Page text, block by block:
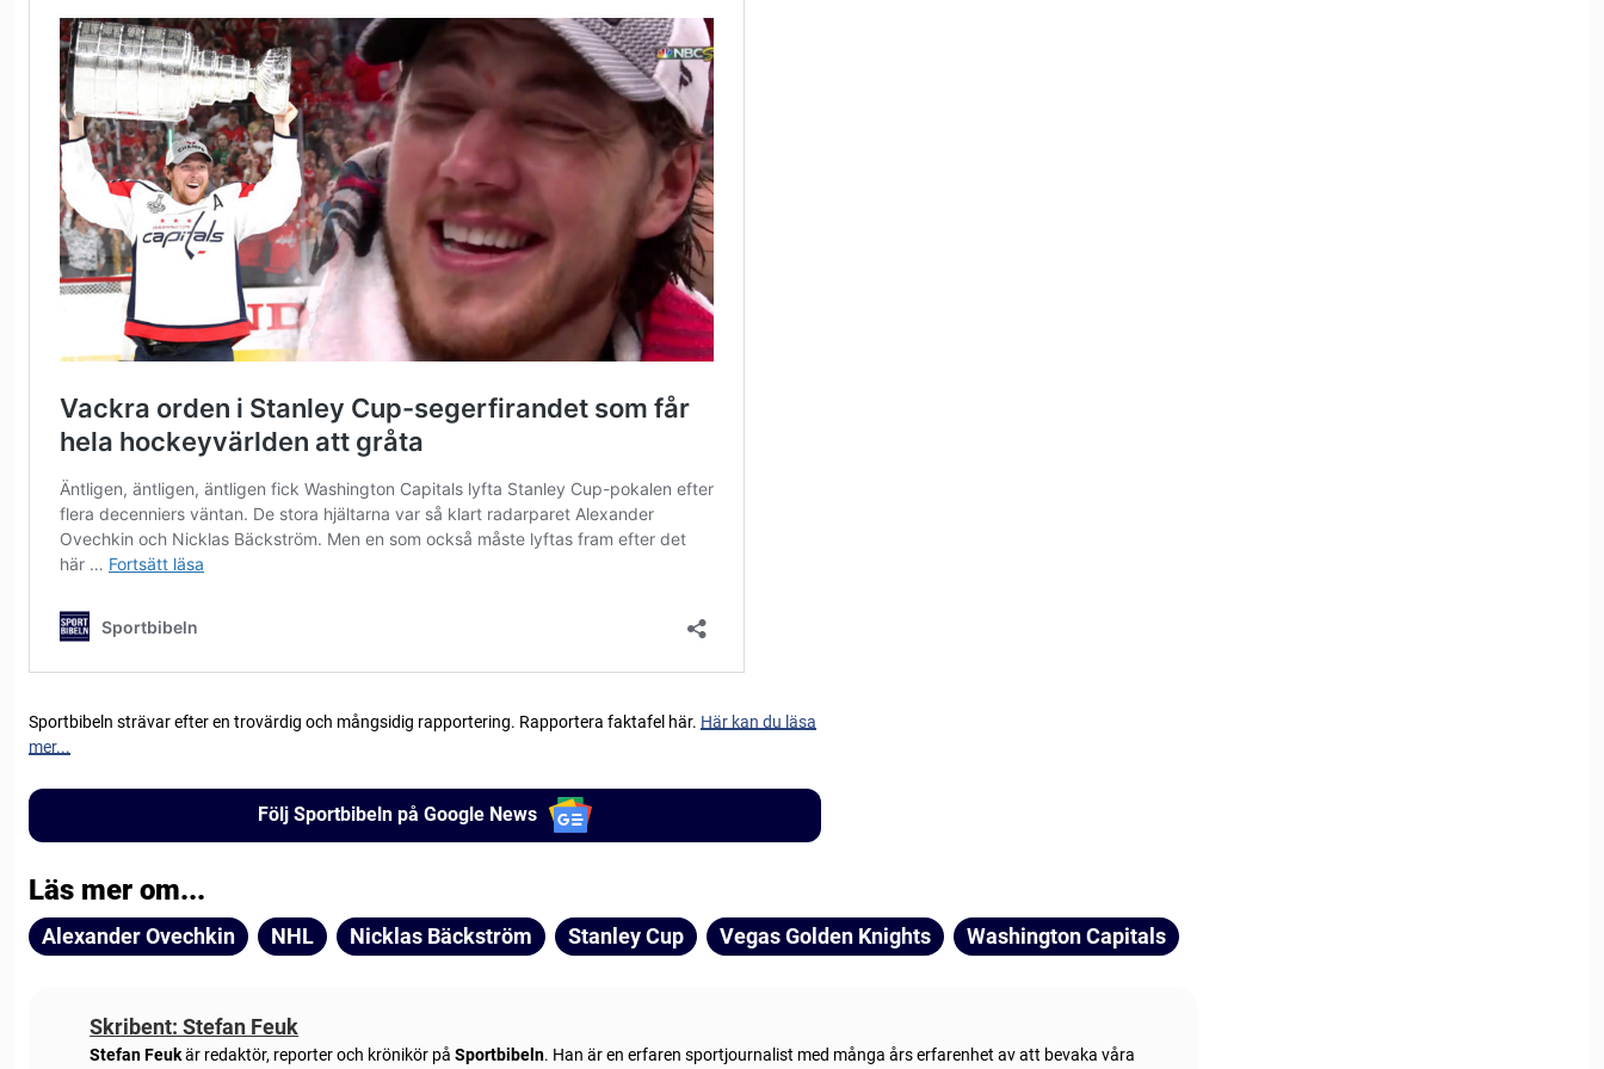
Sportbibeln strävar efter en trovärdig och mångsidig rapportering. Rapportera faktafel här. Här kan du läsa
mer...
Följ Sportbibeln på Google News
Läs mer om...
Alexander Ovechkin NHL Nicklas Bäckström Stanley Cup Vegas Golden Knights Washington Capitals
Skribent: Stefan Feuk
Stefan Feukär redaktör, reporter och krönikör påSportbibeln. Han är en erfaren sportjournalist med många års erfarenhet av att bevaka våra